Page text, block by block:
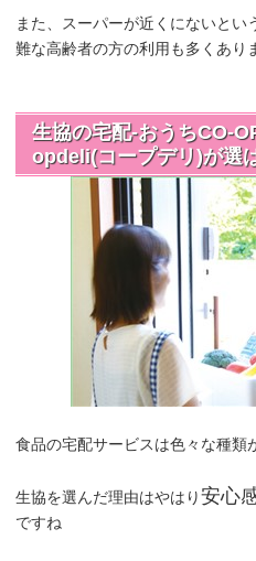
また、スーパーが近くにないとい
難な高齢者の方の利用も多くあり
生協の宅配-おうちCO-
opdeli(コープデリ)が選
食品の宅配サービスは色々な種類
生協を選んだ理由はやはり安心
ですね